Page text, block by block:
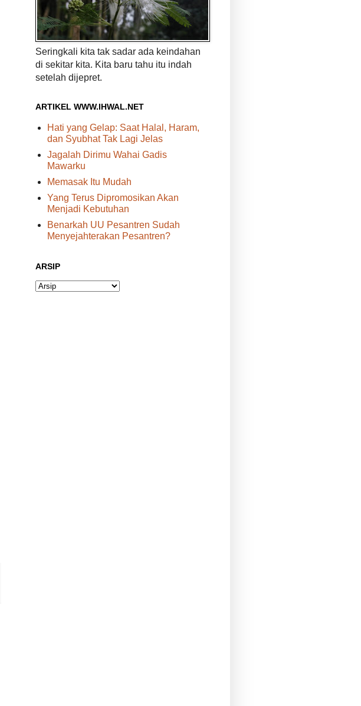
Seringkali kita tak sadar ada keindahan
di sekitar kita. Kita baru tahu itu indah
setelah dijepret.
ARTIKEL WWW.IHWAL.NET
Hati yang Gelap: Saat Halal, Haram,
dan Syubhat Tak Lagi Jelas
Jagalah Dirimu Wahai Gadis
Mawarku
Memasak Itu Mudah
Yang Terus Dipromosikan Akan
Menjadi Kebutuhan
Benarkah UU Pesantren Sudah
Menyejahterakan Pesantren?
ARSIP